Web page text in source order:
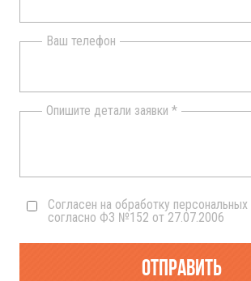
Ваш телефон
Опишите детали заявки *
Согласен на обработку
согласно ФЗ №152 от 27.07.2006
Отправить